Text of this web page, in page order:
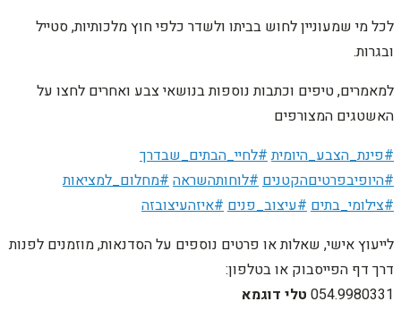
לכל מי שמעוניין לחוש בביתו ולשדר כלפי חוץ מלכותיות, סטייל
ובגרות.
למאמרים, טיפים וכתבות נוספות בנושאי צבע ואחרים לחצו על
האשטגים המצורפים
#פינת_הצבע_היומית#לחיי_הבתים_שבדרך
#היופיבפרטיםהקטנים#לוחותהשראה#מחלום_למציאות
#צילומי_בתים#עיצוב_פנים#איזהעיצובזה
לייעוץ אישי, שאלות או פרטים נוספים על הסדנאות, מוזמנים לפנות
דרך דף הפייסבוק או בטלפון:
054.9980331 טלי דוגמא